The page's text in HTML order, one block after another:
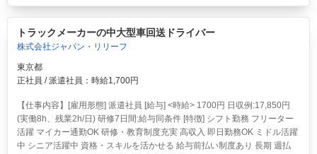
トラックメーカーの中大型車回送ドライバー
株式会社ジャパン・リリーフ
東京都
正社員 / 派遣社員：時給1,700円
【仕事内容】[雇用形態] 派遣社員 [給与] <時給> 1700円 日収例:17,850円
(実働8h、残業2h/日) 研修7日間:給与同条件 [特徴] シフト勤務 フリーター
活躍 マイカー通勤OK 研修・教育制度充実 高収入 即日勤務OK ミドル活躍
中 シニア活躍中 資格・スキルを活かせる 給与前払い制度あり 長期 週払